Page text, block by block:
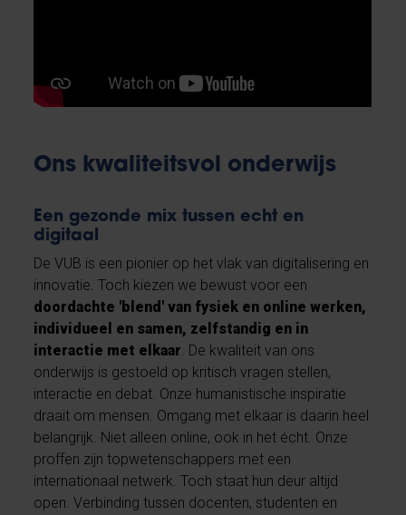
Ons kwaliteitsvol onderwijs
Een gezonde mix tussen echt en
digitaal
De VUB is een pionier op het vlak van digitalisering en
innovatie. Toch kiezen we bewust voor een
doordachte 'blend' van fysiek en online werken,
individueel en samen, zelfstandig en in
interactie met elkaar . De kwaliteit van ons
onderwijs is gestoeld op kritisch vragen stellen,
interactie en debat. Onze humanistische inspiratie
draait om mensen. Omgang met elkaar is daarin heel
belangrijk. Niet alleen online, ook in het écht. Onze
proffen zijn topwetenschappers met een
internationaal netwerk. Toch staat hun deur altijd
open. Verbinding tussen docenten, studenten en